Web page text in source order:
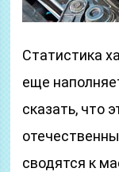
Статистика
еще
сказать, что
сводятся к